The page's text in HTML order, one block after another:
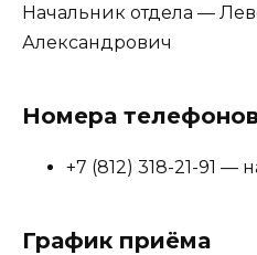
Начальник отдела —
Александрович
Номера телефонов
+7 (812) 318-21-91 —
График приёма